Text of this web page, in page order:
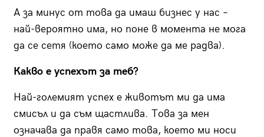
А за минус от това да имаш бизнес у нас –
най-вероятно има, но поне в момента не мога
да се сетя (което само може да ме радва).
Какво е успехът за теб?
Най-големият успех е животът ми да има
смисъл и да съм щастлива. Това за мен
означава да правя само това, което ми носи